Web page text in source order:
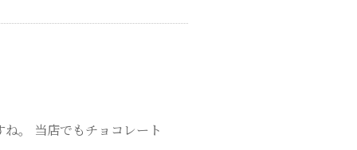
。 当店でもチョコレート